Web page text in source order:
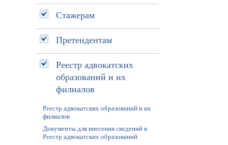
Стажерам
Претендентам
Реестр адвокатских
образований и их
филиалов
Реестр адвокатских образований и их
филиалов
Документы для внесения сведений в
Реестр адвокатских образований